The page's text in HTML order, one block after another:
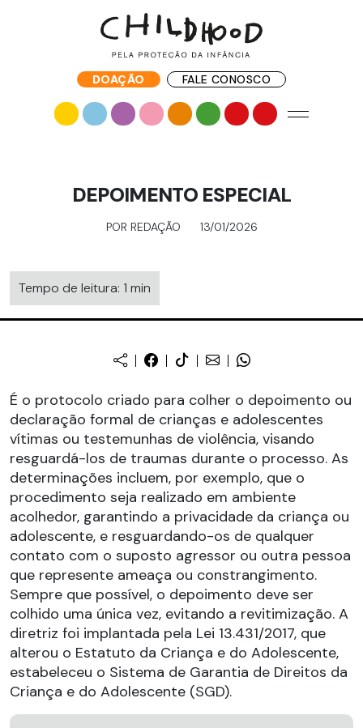
DOAÇÃO FALE CONOSCO
DEPOIMENTO ESPECIAL
POR REDAÇÃO 13/01/2026
Tempo de leitura: 1 min
É o protocolo criado para colher o depoimento ou
declaração formal de crianças e adolescentes
vítimas ou testemunhas de violência, visando
resguardá-los de traumas durante o processo. As
determinações incluem, por exemplo, que o
procedimento seja realizado em ambiente
acolhedor, garantindo a privacidade da criança ou
adolescente, e resguardando-os de qualquer
contato com o suposto agressor ou outra pessoa
que represente ameaça ou constrangimento.
Sempre que possível, o depoimento deve ser
colhido uma única vez, evitando a revitimização. A
diretriz foi implantada pela Lei 13.431/2017, que
alterou o Estatuto da Criança e do Adolescente,
estabeleceu o Sistema de Garantia de Direitos da
Criança e do Adolescente (SGD).